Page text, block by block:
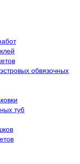
обвязочных
туб